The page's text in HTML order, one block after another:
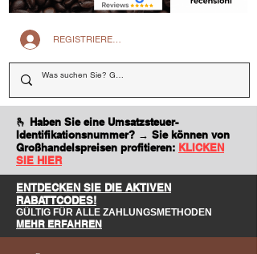
REGISTRIEREN SIE SICH AUF DER WEBSITE
🫰 Haben Sie eine Umsatzsteuer-
Identifikationsnummer? → Sie können von
Großhandelspreisen profitieren: KLICKEN
SIE HIER
ENTDECKEN SIE DIE AKTIVEN
RABATTCODES!
GÜLTIG FÜR ALLE ZAHLUNGSMETHODEN
MEHR ERFAHREN